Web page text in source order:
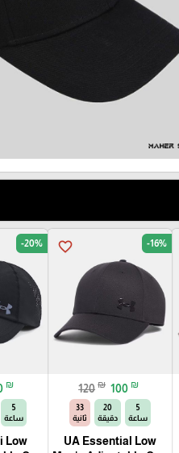
favorite_border -16%
120 ₪ 100 ₪
5
ساعة
20
دقيقة
32
ثانية
UA Essential Low
-20%
₪
5
ساعة
Low